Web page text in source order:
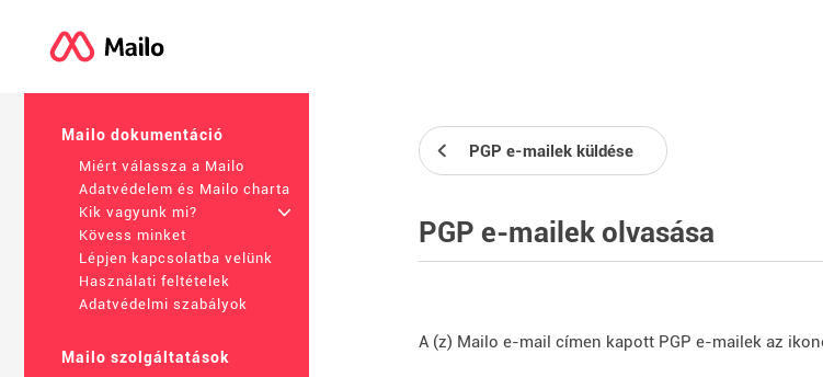
Mailo dokumentáció
Miért válassza a Mailo
Adatvédelem és Mailo charta
Kik vagyunk mi?
+
Kövess minket
Lépjen kapcsolatba velünk
Használati feltételek
Adatvédelmi szabályok
Mailo szolgáltatások
PGP e-mailek küldése
PGP e-mailek olvasása
A (z) Mailo e-mail címen kapott PGP e-mailek az